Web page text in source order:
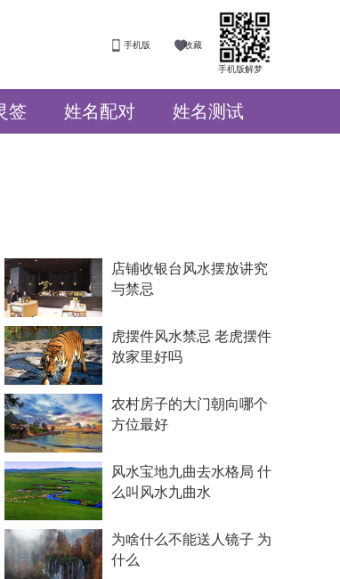
手机版解梦
手机版 收藏
签 姓名配对 姓名测试
店铺收银台风水摆放讲究
与禁忌
虎摆件风水禁忌 老虎摆件
放家里好吗
农村房子的大门朝向哪个
方位最好
风水宝地九曲去水格局 什
么叫风水九曲水
为啥什么不能送人镜子 为
什么